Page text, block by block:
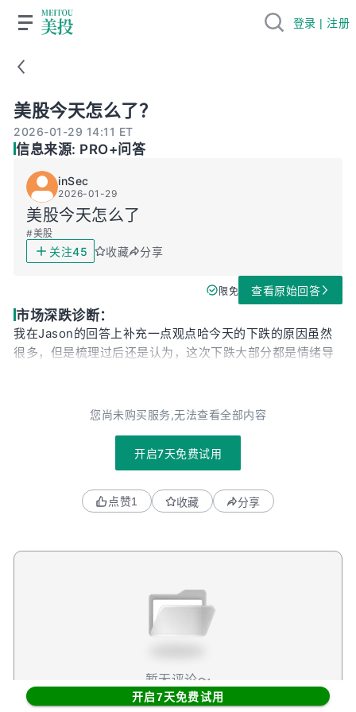
美股今天怎么了？
2026-01-29 14:11 ET
信息来源: PRO+问答
inSec
2026-01-29
美股今天怎么了
#美股
关注45 收藏 分享
限免 查看原始回答
市场深跌诊断：
我在Jason的回答上补充一点观点哈今天的下跌的原因虽然
很多，但是梳理过后还是认为，这次下跌大部分都是情绪导
但情绪也不可能一直差下去，在某个阶段它一定会止住血，
有选择的，资金一定会在情绪边际改善的时候，追逐那些基
本面没有问题的公司。这是个大逻辑。不过考虑到这一次下
跌主要是被软件股给拉下来的，而原因是市场在担心，AI会
颠覆软件股，那么去抄底那些跌得最惨的几家软件股，就要
说是这些公司就没了啊，而是它的需求会开始萎缩，增长一
人头收费模式的SaaS这类公司。比如昨天发财报的service
now。类似的，之前我们聊过的CRM，目前看来也是被这个
逻辑拖累了。对于这些公司，抄底还是要谨慎。至于到底什
（正在努力研究中了。。。），短时间内不一定有答案。但
从股价的表现上看，市场现在显然也是在困惑中，所以也都
您尚未购买服务,无法查看全部内容
开启7天免费试用
点赞1 收藏 分享
暂无评论～
开启7天免费试用
登录 | 注册